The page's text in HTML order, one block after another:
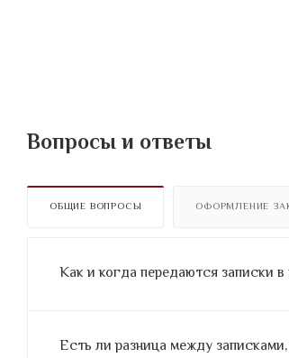
Вопросы и ответы
ОБЩИЕ ВОПРОСЫ ОФОРМЛЕНИЕ
Как и когда передаются записки в
Есть ли разница между